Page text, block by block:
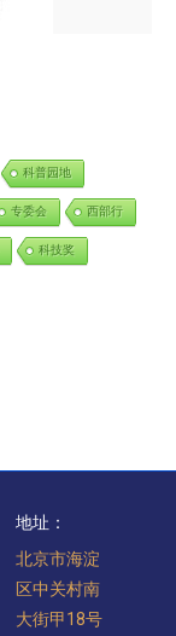
科普园地
专委会 西部行
科技奖
地址：
北京市海淀
区中关村南
大街甲18号